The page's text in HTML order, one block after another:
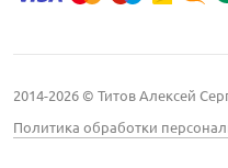
2014-2026 © Титов Алексей
Политика обработки